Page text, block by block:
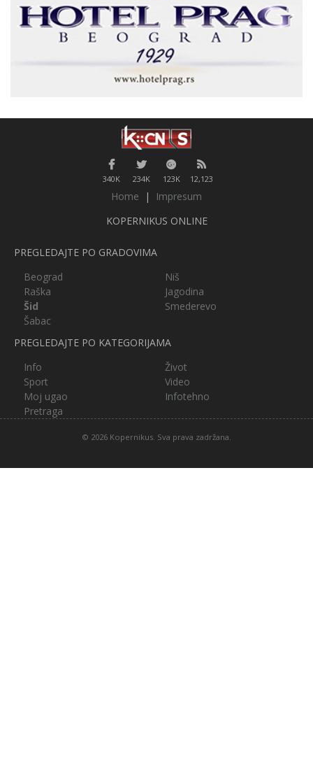
340K 234K 123K 12,123
Home |
Impresum
KOPERNIKUS ONLINE
PREGLEDAJTE PO GRADOVIMA
Beograd
Niš
Raška
Jagodina
Šid
Smederevo
Šabac
PREGLEDAJTE PO KATEGORIJAMA
Info
Život
Sport
Video
Moj ugao
Infotehno
Pretraga
© 2026 Kopernikus. Sva prava zadržana.